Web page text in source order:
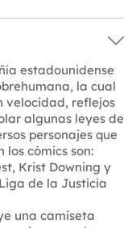
estadounidense
la cual
velocidad, reflejos
algunas leyes de
personajes que
cómics son:
Krist Downing y
de la Justicia
una camiseta